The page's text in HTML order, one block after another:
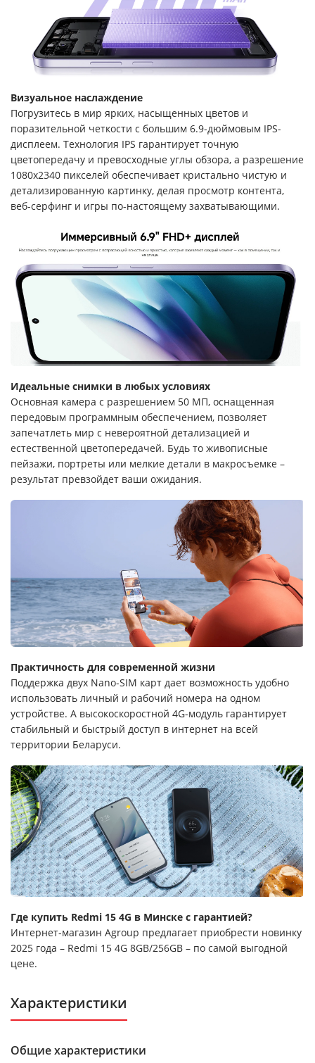
Визуальное наслаждение
Погрузитесь в мир ярких, насыщенных цветов и
поразительной четкости с большим 6.9-дюймовым IPS-
дисплеем. Технология IPS гарантирует точную
цветопередачу и превосходные углы обзора, а разрешение
1080x2340 пикселей обеспечивает кристально чистую и
детализированную картинку, делая просмотр контента,
веб-серфинг и игры по-настоящему захватывающими.
Идеальные снимки в любых условиях
Основная камера с разрешением 50 МП, оснащенная
передовым программным обеспечением, позволяет
запечатлеть мир с невероятной детализацией и
естественной цветопередачей. Будь то живописные
пейзажи, портреты или мелкие детали в макросъемке –
результат превзойдет ваши ожидания.
Практичность для современной жизни
Поддержка двух Nano-SIM карт дает возможность удобно
использовать личный и рабочий номера на одном
устройстве. А высокоскоростной 4G-модуль гарантирует
стабильный и быстрый доступ в интернет на всей
территории Беларуси.
Где купить Redmi 15 4G в Минске с гарантией?
Интернет-магазин Agroup предлагает приобрести новинку
2025 года – Redmi 15 4G 8GB/256GB – по самой выгодной
цене.
Характеристики
Общие характеристики